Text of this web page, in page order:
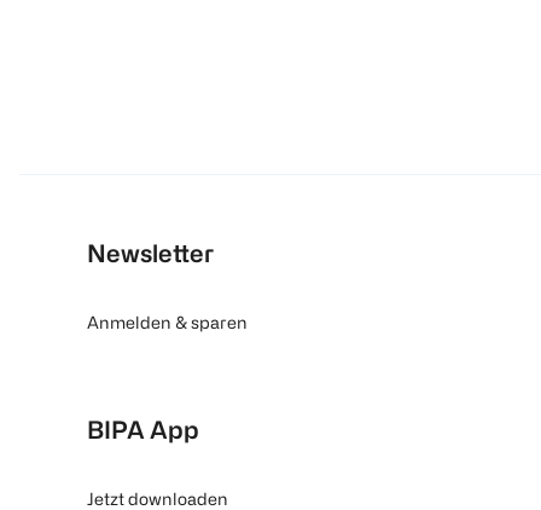
Newsletter
Anmelden & sparen
BIPA App
Jetzt downloaden